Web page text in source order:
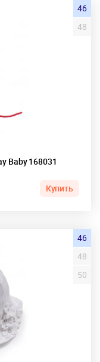
Baby 168031
46
48
Купить
46
48
50